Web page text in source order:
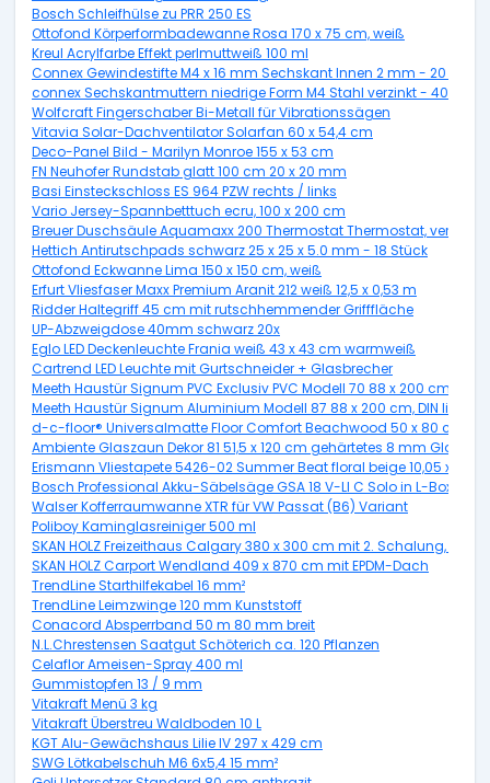
Bosch Schleifhülse zu PRR 250 ES
Ottofond Körperformbadewanne Rosa 170 x 75 cm, weiß
Kreul Acrylfarbe Effekt perlmuttweiß 100 ml
Connex Gewindestifte M4 x 16 mm Sechskant Innen 2 mm - 20 Stk.
connex Sechskantmuttern niedrige Form M4 Stahl verzinkt - 40 Stück
Wolfcraft Fingerschaber Bi-Metall für Vibrationssägen
Vitavia Solar-Dachventilator Solarfan 60 x 54,4 cm
Deco-Panel Bild - Marilyn Monroe 155 x 53 cm
FN Neuhofer Rundstab glatt 100 cm 20 x 20 mm
Basi Einsteckschloss ES 964 PZW rechts / links
Vario Jersey-Spannbetttuch ecru, 100 x 200 cm
Breuer Duschsäule Aquamaxx 200 Thermostat Thermostat,
Hettich Antirutschpads schwarz 25 x 25 x 5.0 mm - 18 Stück
Ottofond Eckwanne Lima 150 x 150 cm, weiß
Erfurt Vliesfaser Maxx Premium Aranit 212 weiß 12,5 x 0,53 m
Ridder Haltegriff 45 cm mit rutschhemmender Grifffläche
UP-Abzweigdose 40mm schwarz 20x
Eglo LED Deckenleuchte Frania weiß 43 x 43 cm warmweiß
Cartrend LED Leuchte mit Gurtschneider + Glasbrecher
Meeth Haustür Signum PVC Exclusiv PVC Modell 70 88 x 200 cm, DIN
Meeth Haustür Signum Aluminium Modell 87 88 x 200 cm, DIN links,
d-c-floor® Universalmatte Floor Comfort Beachwood 50 x 80 cm
Ambiente Glaszaun Dekor 81 51,5 x 120 cm gehärtetes 8 mm Glas
Erismann Vliestapete 5426-02 Summer Beat floral beige 10,05 x 0,53
Bosch Professional Akku-Säbelsäge GSA 18 V-LI C Solo in L-Boxx
Walser Kofferraumwanne XTR für VW Passat (B6) Variant
Poliboy Kaminglasreiniger 500 ml
SKAN HOLZ Freizeithaus Calgary 380 x 300 cm mit 2. Schalung, natur
SKAN HOLZ Carport Wendland 409 x 870 cm mit EPDM-Dach
TrendLine Starthilfekabel 16 mm²
TrendLine Leimzwinge 120 mm Kunststoff
Conacord Absperrband 50 m 80 mm breit
N.L.Chrestensen Saatgut Schöterich ca. 120 Pflanzen
Celaflor Ameisen-Spray 400 ml
Gummistopfen 13 / 9 mm
Vitakraft Menü 3 kg
Vitakraft Überstreu Waldboden 10 L
KGT Alu-Gewächshaus Lilie IV 297 x 429 cm
SWG Lötkabelschuh M6 6x5,4 15 mm²